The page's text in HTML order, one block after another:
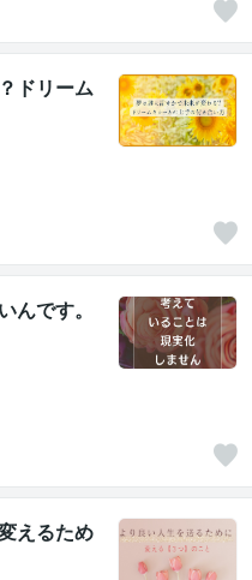
ドリーム
んです。
えるため